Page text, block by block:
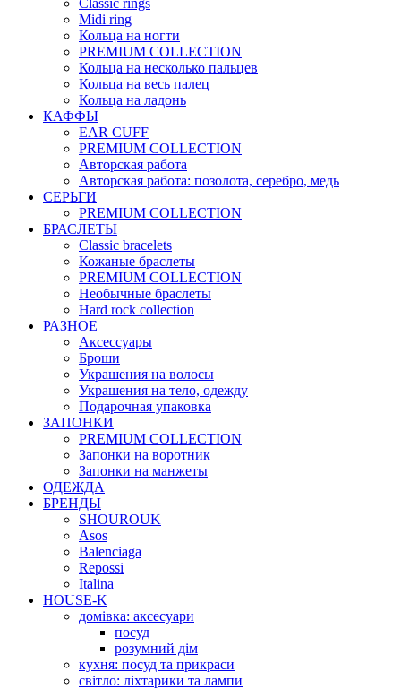
Classic rings
Midi ring
Кольца на ногти
PREMIUM COLLECTION
Кольца на несколько пальцев
Кольца на весь палец
Кольца на ладонь
КАФФЫ
EAR CUFF
PREMIUM COLLECTION
Авторская работа
Авторская работа: позолота, серебро, медь
СЕРЬГИ
PREMIUM COLLECTION
БРАСЛЕТЫ
Classic bracelets
Кожаные браслеты
PREMIUM COLLECTION
Необычные браслеты
Hard rock collection
РАЗНОЕ
Аксессуары
Броши
Украшения на волосы
Украшения на тело, одежду
Подарочная упаковка
ЗАПОНКИ
PREMIUM COLLECTION
Запонки на воротник
Запонки на манжеты
ОДЕЖДА
БРЕНДЫ
SHOUROUK
Asos
Balenciaga
Repossi
Italina
HOUSE-K
домівка: аксесуари
посуд
розумний дім
кухня: посуд та прикраси
світло: ліхтарики та лампи